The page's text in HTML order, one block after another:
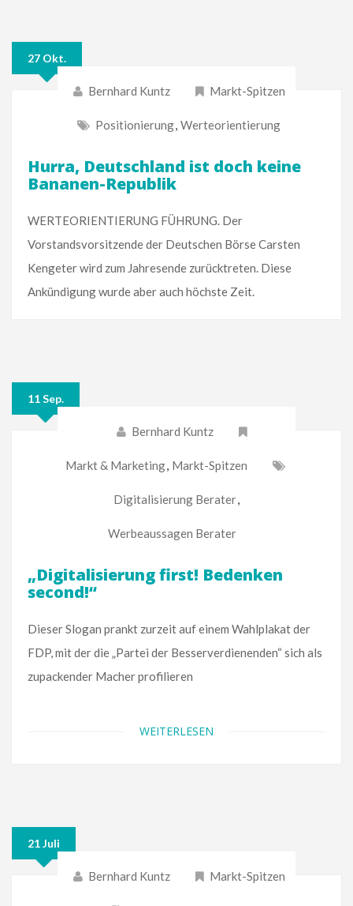
27 Okt.
Bernhard Kuntz Markt-Spitzen
Positionierung, Werteorientierung
Hurra, Deutschland ist doch keine
Bananen-Republik
WERTEORIENTIERUNG FÜHRUNG. Der
Vorstandsvorsitzende der Deutschen Börse Carsten
Kengeter wird zum Jahresende zurücktreten. Diese
Ankündigung wurde aber auch höchste Zeit.
11 Sep.
Bernhard Kuntz
Markt & Marketing, Markt-Spitzen
Digitalisierung Berater,
Werbeaussagen Berater
„Digitalisierung first! Bedenken
second!“
Dieser Slogan prankt zurzeit auf einem Wahlplakat der
FDP, mit der die „Partei der Besserverdienenden“ sich als
zupackender Macher profilieren
WEITERLESEN
21 Juli
Bernhard Kuntz Markt-Spitzen